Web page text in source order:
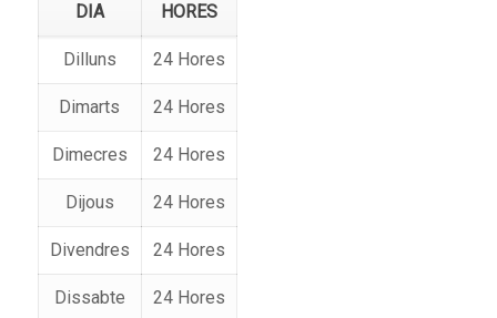
DIA HORES
Dilluns 24 Hores
Dimarts 24 Hores
Dimecres 24 Hores
Dijous 24 Hores
Divendres 24 Hores
Dissabte 24 Hores